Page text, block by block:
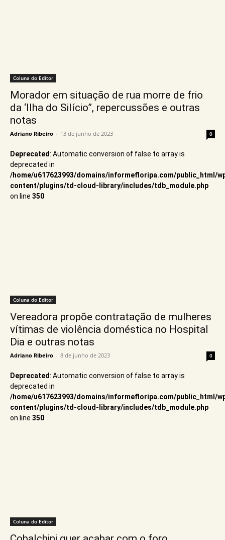
Coluna do Editor
Morador em situação de rua morre de frio
da ‘Ilha do Silício”, repercussões e outras
notas
Adriano Ribeiro - 13 de junho de 2023 0
Coluna do Editor
Deprecated: Automatic conversion of false to array is
deprecated in
/home/u617623993/domains/informefloripa.com/public_html/
content/plugins/td-cloud-library/includes/tdb_module.php
on line 350
Vereadora propõe contratação de mulheres
vítimas de violência doméstica no Hospital
Dia e outras notas
Adriano Ribeiro - 8 de junho de 2023 0
Coluna do Editor
Deprecated: Automatic conversion of false to array is
deprecated in
/home/u617623993/domains/informefloripa.com/public_html/
content/plugins/td-cloud-library/includes/tdb_module.php
on line 350